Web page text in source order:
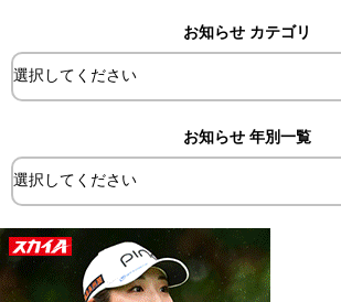
お知らせ カテゴリ
お知らせ 年別一覧